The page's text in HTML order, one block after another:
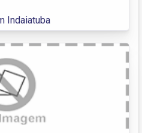
Indaiatuba